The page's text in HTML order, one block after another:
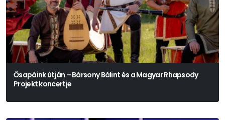
Ősapáink útján – Bársony Bálint és a Magyar Rhapsody
Projekt koncertje